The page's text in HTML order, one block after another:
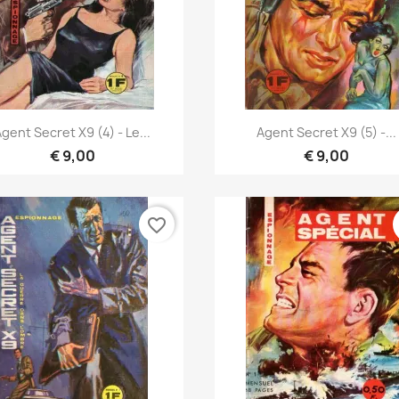
Vista rápida
Secret X9 (4) - Le...
€ 9,00
Vista rápida
Agent Secret X9 (5) -...
€ 9,00
favorite_border